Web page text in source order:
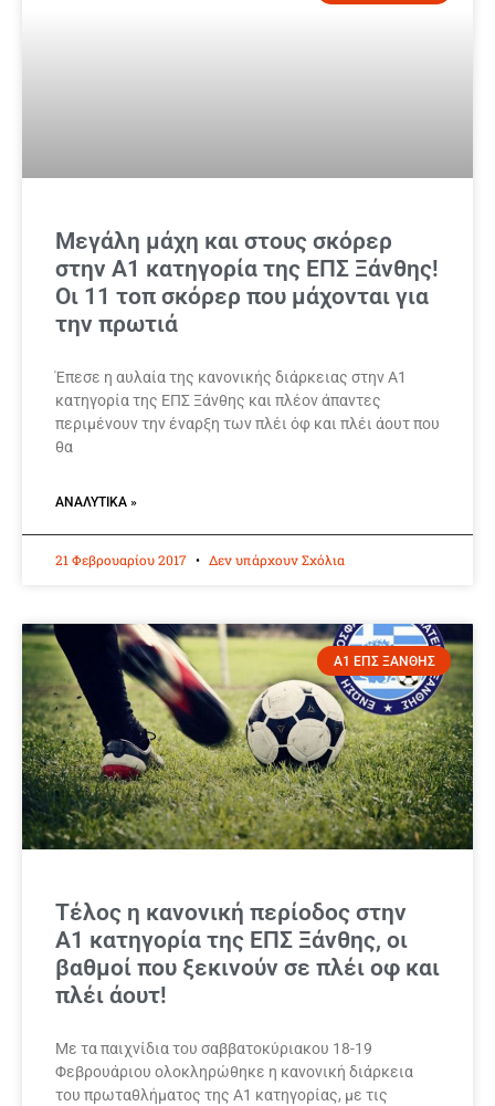
Μεγάλη μάχη και στους σκόρερ
στην Α1 κατηγορία της ΕΠΣ Ξάνθης!
Οι 11 τοπ σκόρερ που μάχονται για
την πρωτιά
Έπεσε η αυλαία της κανονικής διάρκειας στην Α1
κατηγορία της ΕΠΣ Ξάνθης και πλέον άπαντες
περιμένουν την έναρξη των πλέι όφ και πλέι άουτ που
θα
ΑΝΑΛΥΤΙΚΆ »
21 Φεβρουαρίου 2017 Δεν υπάρχουν Σχόλια
Α1 ΕΠΣ ΞΑΝΘΗΣ
Τέλος η κανονική περίοδος στην
Α1 κατηγορία της ΕΠΣ Ξάνθης, οι
βαθμοί που ξεκινούν σε πλέι οφ και
πλέι άουτ!
Με τα παιχνίδια του σαββατοκύριακου 18-19
Φεβρουάριου ολοκληρώθηκε η κανονική διάρκεια
του πρωταθλήματος της Α1 κατηγορίας, με τις